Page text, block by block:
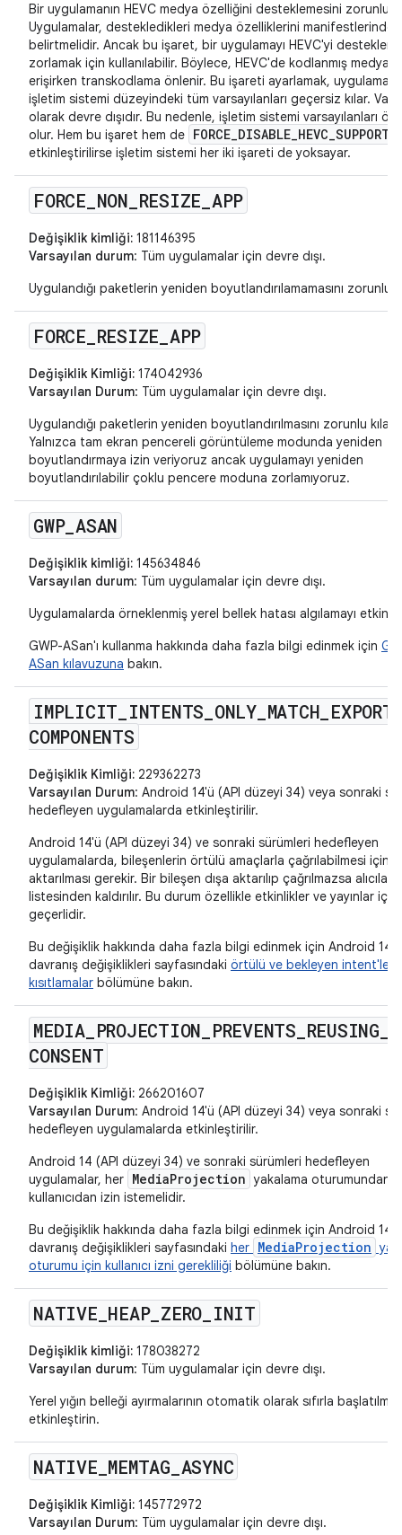
Bir uygulamanın HEVC medya özelliğini desteklemesini zorunlu
Uygulamalar, destekledikleri medya özelliklerini manifestlerinde
belirtmelidir. Ancak bu işaret, bir uygulamayı HEVC'yi
zorlamak için kullanılabilir. Böylece, HEVC'de kodlanmış medyaya
erişirken transkodlama önlenir. Bu işareti ayarlamak,
işletim sistemi düzeyindeki tüm varsayılanları geçersiz kılar.
olarak devre dışıdır. Bu nedenle, işletim sistemi varsayılanları
olur. Hem bu işaret hem de FORCE_DISABLE_HEVC_SUPPORT
etkinleştirilirse işletim sistemi her iki işareti de yoksayar.
FORCE NON RESIZE APP
Değişiklik kimliği: 181146395
Varsayılan durum: Tüm uygulamalar için devre dışı.
Uygulandığı paketlerin yeniden boyutlandırılamamasını zorunlu
FORCE RESIZE APP
Değişiklik Kimliği: 174042936
Varsayılan Durum: Tüm uygulamalar için devre dışı.
Uygulandığı paketlerin yeniden boyutlandırılmasını zorunlu kılar.
Yalnızca tam ekran pencereli görüntüleme modunda yeniden
boyutlandırmaya izin veriyoruz ancak uygulamayı yeniden
boyutlandırılabilir çoklu pencere moduna zorlamıyoruz.
GWP_ ASAN
Değişiklik kimliği: 145634846
Varsayılan durum: Tüm uygulamalar için devre dışı.
Uygulamalarda örneklenmiş yerel bellek hatası algılamayı
GWP-ASan'ı kullanma hakkında daha fazla bilgi edinmek için
ASan kılavuzuna bakın.
IMPLICIT INTENTS ONLY_ MATCH
COMPONENTS
Değişiklik Kimliği: 229362273
Varsayılan Durum: Android 14'ü (API düzeyi 34) veya sonraki
hedefleyen uygulamalarda etkinleştirilir.
Android 14'ü (API düzeyi 34) ve sonraki sürümleri hedefleyen
uygulamalarda, bileşenlerin örtülü amaçlarla çağrılabilmesi için
aktarılması gerekir. Bir bileşen dışa aktarılıp çağrılmazsa alıcılar
listesinden kaldırılır. Bu durum özellikle etkinlikler ve yayınlar için
geçerlidir.
Bu değişiklik hakkında daha fazla bilgi edinmek için Android 14
davranış değişiklikleri sayfasındaki örtülü ve bekleyen
kısıtlamalar bölümüne bakın.
MEDIA_ PROJECTION PREVENTS REUSING
CONSENT
Değişiklik Kimliği: 266201607
Varsayılan Durum: Android 14'ü (API düzeyi 34) veya sonraki
hedefleyen uygulamalarda etkinleştirilir.
Android 14 (API düzeyi 34) ve sonraki sürümleri hedefleyen
uygulamalar, her MediaProjection yakalama oturumundan
kullanıcıdan izin istemelidir.
Bu değişiklik hakkında daha fazla bilgi edinmek için Android 14
davranış değişiklikleri sayfasındaki her MediaProjection
oturumu için kullanıcı izni gerekliliği bölümüne bakın.
NATIVE HEAP_ ZERO INIT
Değişiklik kimliği: 178038272
Varsayılan durum: Tüm uygulamalar için devre dışı.
Yerel yığın belleği ayırmalarının otomatik olarak sıfırla
etkinleştirin.
NATIVE MEMTAG ASYNC
Değişiklik Kimliği: 145772972
Varsayılan Durum: Tüm uygulamalar için devre dışı.